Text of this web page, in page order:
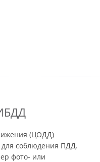
(ЦОДД)
для соблюдения ПДД.
фото- или